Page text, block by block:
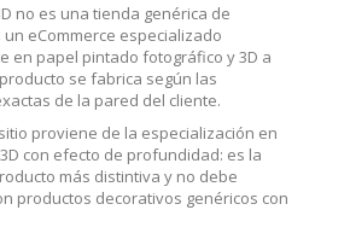
no es una tienda genérica de
eCommerce especializado
en papel pintado fotográfico y 3D a
se fabrica según las
de la pared del cliente.
proviene de la especialización en
con efecto de profundidad: es la
más distintiva y no debe
productos decorativos genéricos con